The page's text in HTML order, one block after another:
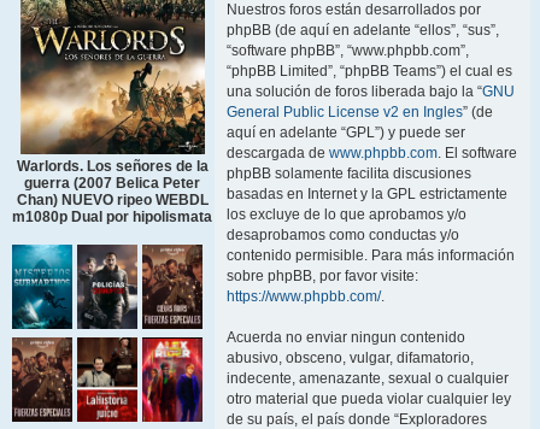
Warlords. Los señores de la
guerra (2007 Belica Peter
Chan) NUEVO ripeo WEBDL
m1080p Dual por hipolismata
Nuestros foros están desarrollados por
phpBB (de aquí en adelante “ellos”, “sus”,
“software phpBB”, “www.phpbb.com”,
“phpBB Limited”, “phpBB Teams”) el cual es
una solución de foros liberada bajo la “GNU
General Public License v2 en Ingles” (de
aquí en adelante “GPL”) y puede ser
descargada de www.phpbb.com. El software
phpBB solamente facilita discusiones
basadas en Internet y la GPL estrictamente
los excluye de lo que aprobamos y/o
desaprobamos como conductas y/o
contenido permisible. Para más información
sobre phpBB, por favor visite:
https://www.phpbb.com/.
Acuerda no enviar ningun contenido
abusivo, obsceno, vulgar, difamatorio,
indecente, amenazante, sexual o cualquier
otro material que pueda violar cualquier ley
de su país, el país donde “Exploradores